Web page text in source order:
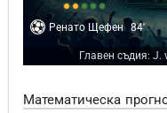
Ренато Щефен 84'
Главен съдия: J.
Математическа